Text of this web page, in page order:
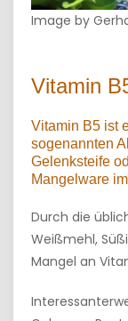
Image by
Vitamin
Vitamin B5 ist
sogenannten
Gelenksteife
Mangelware
Durch die
Weißmehl,
Mangel an